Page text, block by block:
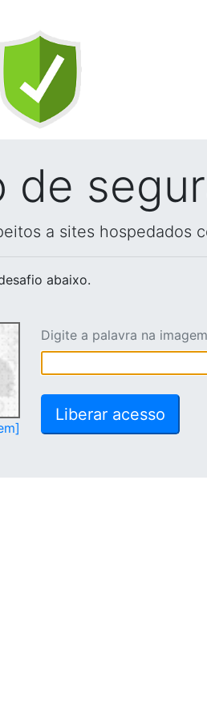
de
a sites hospedados
abaixo.
Digite a palavra na